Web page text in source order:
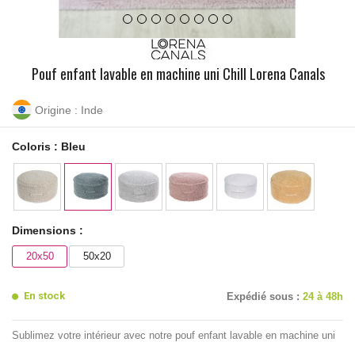
Pouf enfant lavable en machine uni Chill Lorena Canals
Origine : Inde
Coloris : Bleu
Dimensions :
20x50 50x20
En stock Expédié sous : 24 à 48h
Sublimez votre intérieur avec notre pouf enfant lavable en machine uni